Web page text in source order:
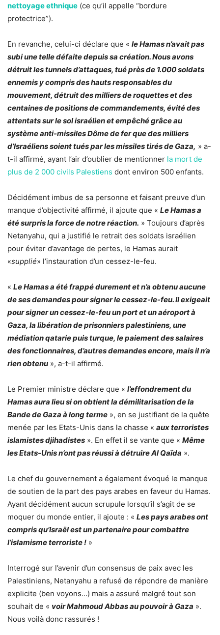
nettoyage ethnique (ce qu’il appelle “bordure
protectrice”).
En revanche, celui-ci déclare que « le Hamas n’avait pas
subi une telle défaite depuis sa création. Nous avons
détruit les tunnels d’attaques, tué près de 1.000 soldats
ennemis y compris des hauts responsables du
mouvement, détruit des milliers de roquettes et des
centaines de positions de commandements, évité des
attentats sur le sol israélien et empêché grâce au
système anti-missiles Dôme de fer que des milliers
d’Israéliens soient tués par les missiles tirés de Gaza, » a-
t-il affirmé, ayant l’air d’oublier de mentionner la mort de
plus de 2 000 civils Palestiens dont environ 500 enfants.
Décidément imbus de sa personne et faisant preuve d’un
manque d’objectivité affirmé, il ajoute que « Le Hamas a
été surpris la force de notre réaction. » Toujours d’après
Netanyahu, qui a justifié le retrait des soldats israélien
pour éviter d’avantage de pertes, le Hamas aurait
«supplié» l’instauration d’un cessez-le-feu.
« Le Hamas a été frappé durement et n’a obtenu aucune
de ses demandes pour signer le cessez-le-feu. Il exigeait
pour signer un cessez-le-feu un port et un aéroport à
Gaza, la libération de prisonniers palestiniens, une
médiation qatarie puis turque, le paiement des salaires
des fonctionnaires, d’autres demandes encore, mais il n’a
rien obtenu », a-t-il affirmé.
Le Premier ministre déclare que « l’effondrement du
Hamas aura lieu si on obtient la démilitarisation de la
Bande de Gaza à long terme », en se justifiant de la quête
menée par les Etats-Unis dans la chasse « aux terroristes
islamistes djihadistes ». En effet il se vante que « Même
les Etats-Unis n’ont pas réussi à détruire Al Qaïda ».
Le chef du gouvernement a également évoqué le manque
de soutien de la part des pays arabes en faveur du Hamas.
Ayant décidément aucun scrupule lorsqu’il s’agit de se
moquer du monde entier, il ajoute : « Les pays arabes ont
compris qu’Israël est un partenaire pour combattre
l’islamisme terroriste ! »
Interrogé sur l’avenir d’un consensus de paix avec les
Palestiniens, Netanyahu a refusé de répondre de manière
explicite (ben voyons…) mais a assuré malgré tout son
souhait de « voir Mahmoud Abbas au pouvoir à Gaza ».
Nous voilà donc rassurés !